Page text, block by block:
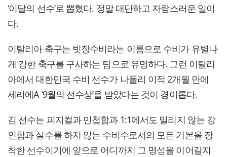
‘이달의 선수’로 뽑혔다. 정말 대단하고 자랑스러운 일이
다.
이탈리아 축구는 빗장수비라는 이름으로 수비가 유별나
게 강한 축구를 구사하는 팀으로 유명하다. 그런 이탈리
아에서 대한민국 수비 선수가 나폴리 이적 2개월 만에
세리에A ‘9월의 선수상’을 받았다는 것이 경이롭다.
김 선수는 피지컬과 민첩함과 1:1에서도 밀리지 않는 강
인함과 실수를 하지 않는 수비수로서의 모든 기본을 장
착한 선수이기에 앞으로 어디까지 그 명성을 이어갈지